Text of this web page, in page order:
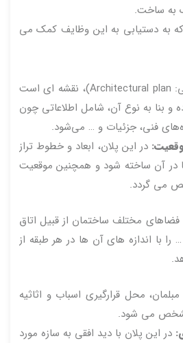
به ساخت.
به دستیابی به این وظایف کمک می
(به انگلیسی: Architectural plan)، نقشه ای است
و بنا به نوع آن، شامل اطلاعاتی چون
فنی، جزئیات و … می‌شود.
در این پلان، ابعاد و خطوط تراز
در آن ساخته شود و همچنین موقعیت
می گردد.
فضاهای مختلف ساختمان از قبیل اتاق
را با اندازه های آن ها در هر طبقه از
محل قرارگیری اسباب و اثاثیه
می شود.
در این پلان با دید افقی به سازه مورد